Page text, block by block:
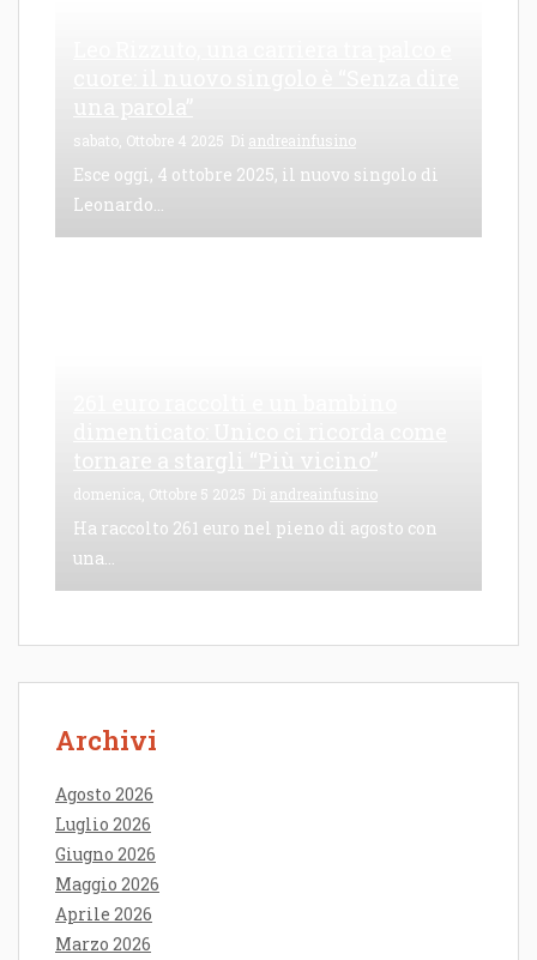
sabato, Ottobre 4 2025 Di andreainfusino
Esce oggi, 4 ottobre 2025, il nuovo singolo di
Leonardo...
domenica, Ottobre 5 2025 Di andreainfusino
Ha raccolto 261 euro nel pieno di agosto con
una...
Archivi
Agosto 2026
Luglio 2026
Giugno 2026
Maggio 2026
Aprile 2026
Marzo 2026